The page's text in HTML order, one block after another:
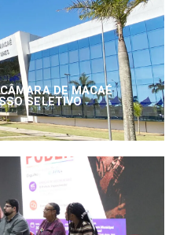
DE MACAÉ
SELETIVO